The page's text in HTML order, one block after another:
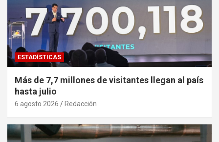
ESTADÍSTICAS
Más de 7,7 millones de visitantes llegan al país
hasta julio
6 agosto 2026 Redacción